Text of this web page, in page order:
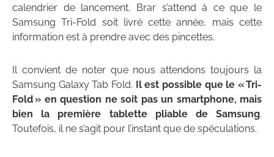
calendrier de lancement. Brar s’attend à ce que le
Samsung Tri-Fold soit livré cette année, mais cette
information est à prendre avec des pincettes.
Il convient de noter que nous attendons toujours la
Samsung Galaxy Tab Fold. Il est possible que le « Tri-
Fold » en question ne soit pas un smartphone, mais
bien la première tablette pliable de Samsung.
Toutefois, il ne s’agit pour l’instant que de spéculations.